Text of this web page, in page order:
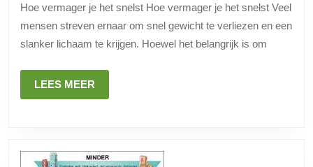
snelst
op
een
Hoe vermager je het snelst Hoe vermager je het snelst Veel
mensen streven ernaar om snel gewicht te verliezen en een
slanker lichaam te krijgen. Hoewel het belangrijk is om
LEES MEER
MEER